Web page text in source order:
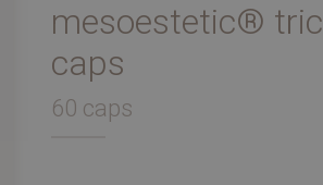
mesoestetic®
caps
60 caps